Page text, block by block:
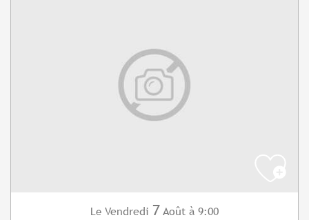
Le Vendredi 7 Août à 9:00